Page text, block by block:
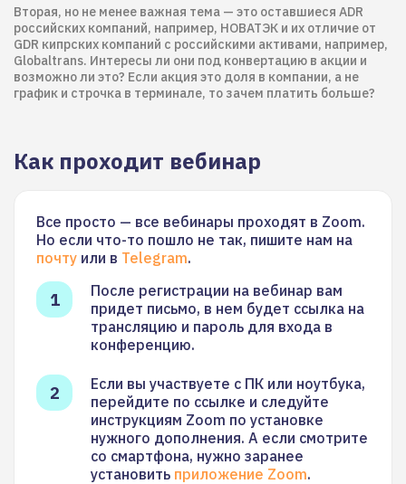
Вторая, но не менее важная тема — это оставшиеся ADR
российских компаний, например, НОВАТЭК и их отличие от
GDR кипрских компаний с российскими активами, например,
Globaltrans. Интересы ли они под конвертацию в акции и
возможно ли это? Если акция это доля в компании, а не
график и строчка в терминале, то зачем платить больше?
Как проходит вебинар
Все просто — все вебинары проходят в Zoom.
Но если что-то пошло не так, пишите нам на
почту или в Telegram.
После регистрации на вебинар вам
придет письмо, в нем будет ссылка на
трансляцию и пароль для входа в
конференцию.
Если вы участвуете с ПК или ноутбука,
перейдите по ссылке и следуйте
инструкциям Zoom по установке
нужного дополнения. А если смотрите
со смартфона, нужно заранее
установить приложение Zoom.